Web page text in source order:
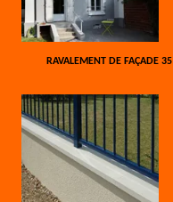
RAVALEMENT DE FAÇADE 35